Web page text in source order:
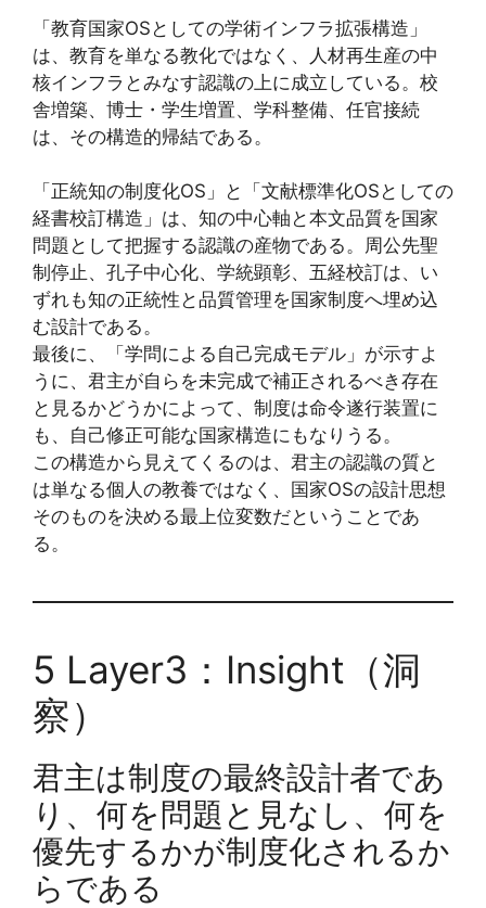
「教育国家OSとしての学術インフラ拡張構造」
は、教育を単なる教化ではなく、人材再生産の中
核インフラとみなす認識の上に成立している。校
舎増築、博士・学生増置、学科整備、任官接続
は、その構造的帰結である。
「正統知の制度化OS」と「文献標準化OSとしての
経書校訂構造」は、知の中心軸と本文品質を国家
問題として把握する認識の産物である。周公先聖
制停止、孔子中心化、学統顕彰、五経校訂は、い
ずれも知の正統性と品質管理を国家制度へ埋め込
む設計である。
最後に、「学問による自己完成モデル」が示すよ
うに、君主が自らを未完成で補正されるべき存在
と見るかどうかによって、制度は命令遂行装置に
も、自己修正可能な国家構造にもなりうる。
この構造から見えてくるのは、君主の認識の質と
は単なる個人の教養ではなく、国家OSの設計思想
そのものを決める最上位変数だということであ
る。
5 Layer3：Insight（洞
察）
君主は制度の最終設計者であ
り、何を問題と見なし、何を
優先するかが制度化されるか
らである